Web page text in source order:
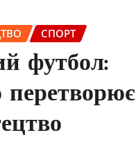
СПОРТ
футбол: